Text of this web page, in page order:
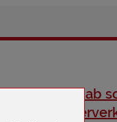
Rathaus ab